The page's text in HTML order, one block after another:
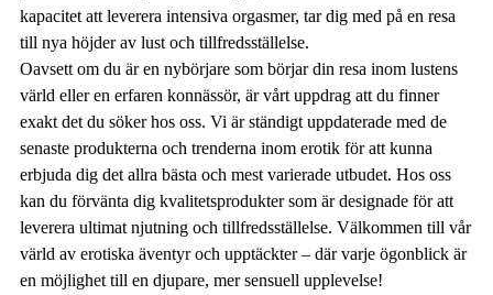
kapacitet att leverera intensiva orgasmer, tar dig med på en resa
till nya höjder av lust och tillfredsställelse.
Oavsett om du är en nybörjare som börjar din resa inom lustens
värld eller en erfaren konnässör, är vårt uppdrag att du finner
exakt det du söker hos oss. Vi är ständigt uppdaterade med de
senaste produkterna och trenderna inom erotik för att kunna
erbjuda dig det allra bästa och mest varierade utbudet. Hos oss
kan du förvänta dig kvalitetsprodukter som är designade för att
leverera ultimat njutning och tillfredsställelse. Välkommen till vår
värld av erotiska äventyr och upptäckter – där varje ögonblick är
en möjlighet till en djupare, mer sensuell upplevelse!